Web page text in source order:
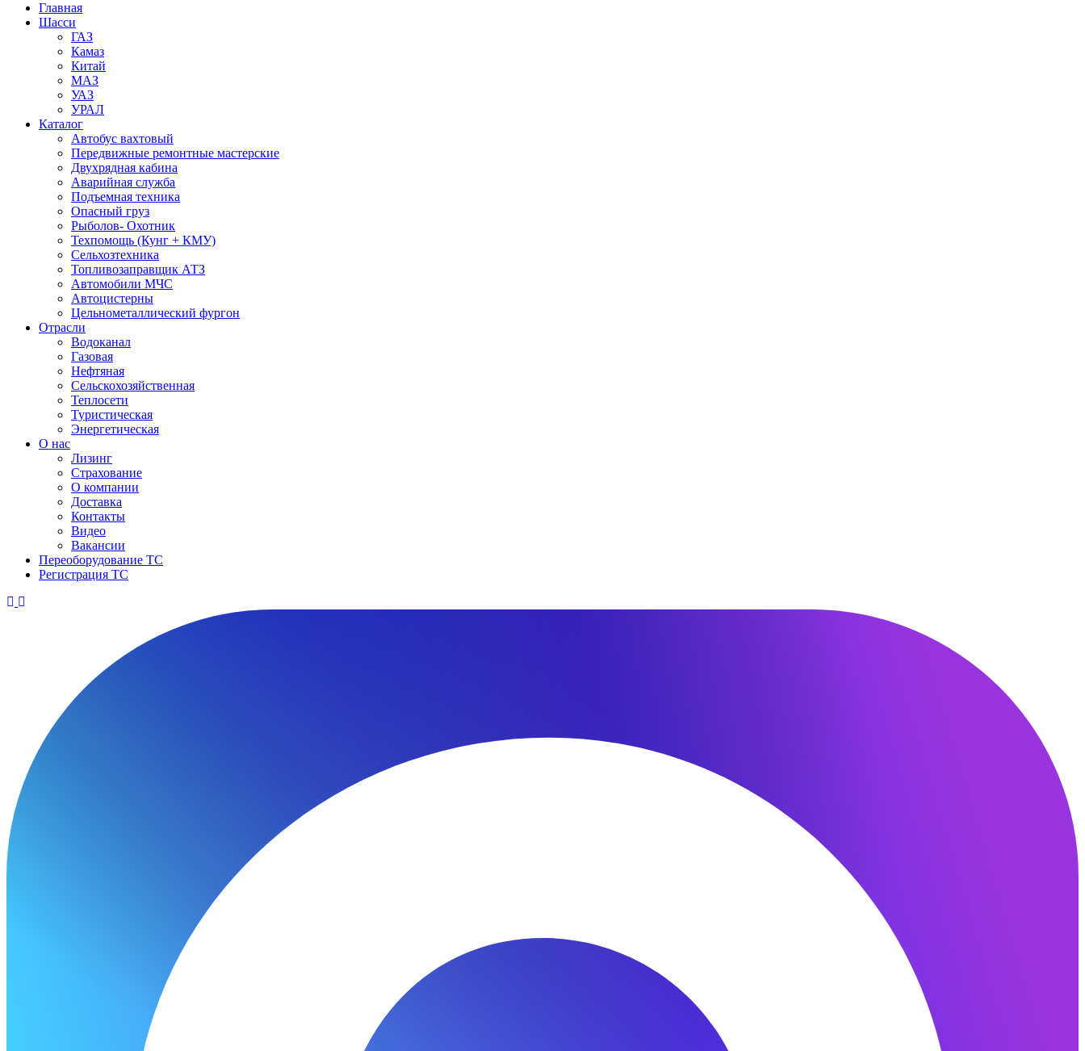
Главная
Шасси
ГАЗ
Камаз
Китай
МАЗ
УАЗ
УРАЛ
Каталог
Автобус вахтовый
Передвижные ремонтные мастерские
Двухрядная кабина
Аварийная служба
Подъемная техника
Опасный груз
Рыболов- Охотник
Техпомощь (Кунг + КМУ)
Сельхозтехника
Топливозаправщик АТЗ
Автомобили МЧС
Автоцистерны
Цельнометаллический фургон
Отрасли
Водоканал
Газовая
Нефтяная
Сельскохозяйственная
Теплосети
Туристическая
Энергетическая
О нас
Лизинг
Страхование
О компании
Доставка
Контакты
Видео
Вакансии
Переоборудование ТС
Регистрация ТС